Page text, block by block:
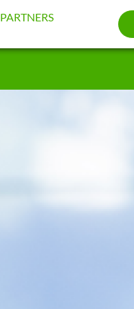
PARTNERS